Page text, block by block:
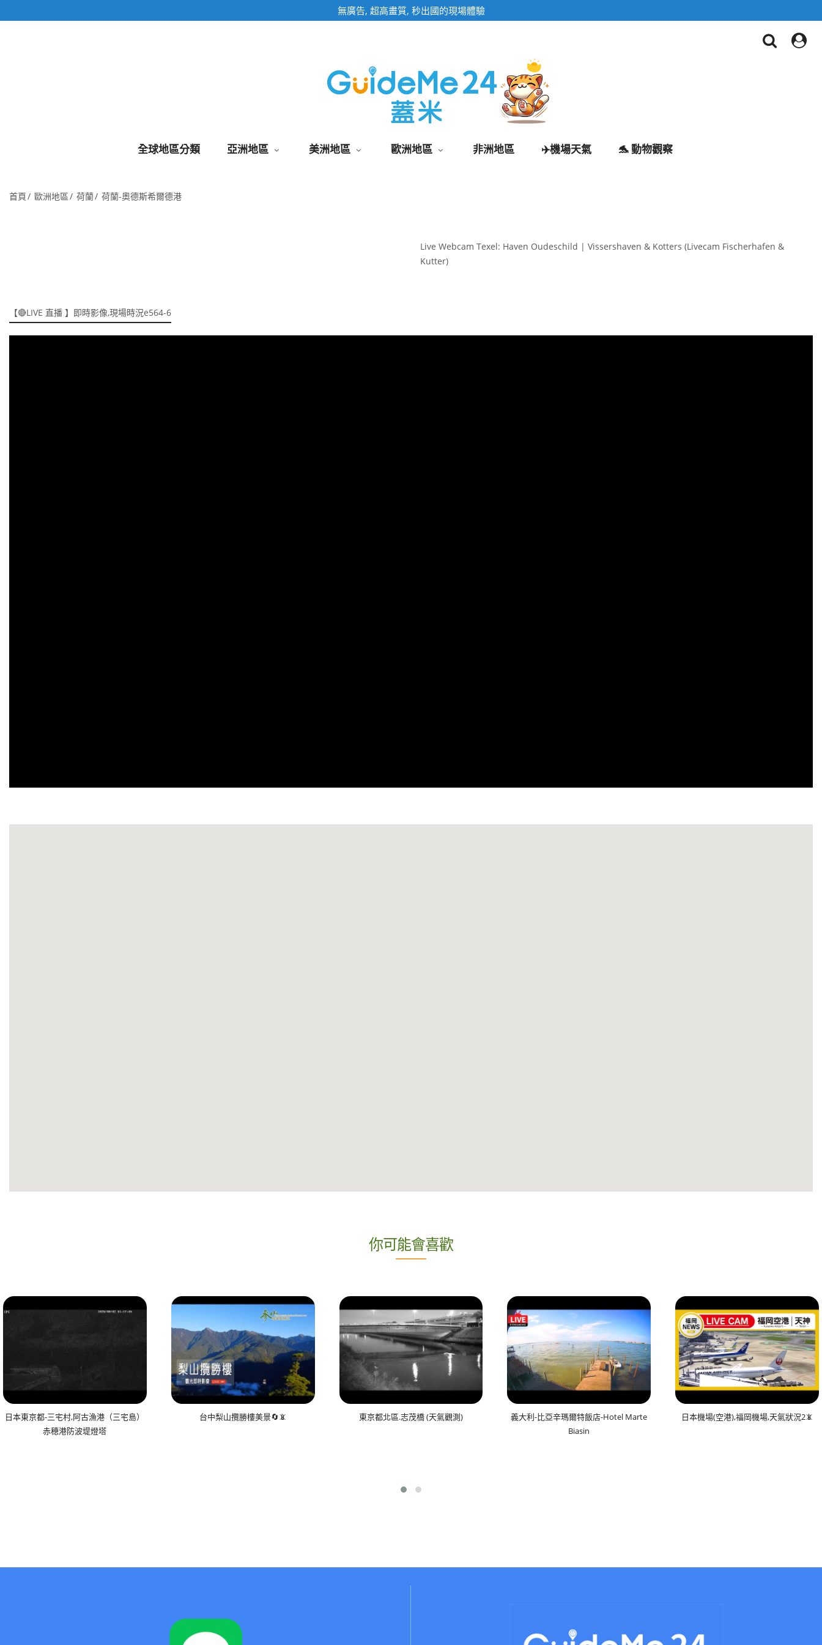
即時影像頁面為固定網址,加入桌面快速觀看
全球地區分類 亞洲地區 美洲地區 歐洲地區 非洲地區 ✈️機場天氣 🐬 動物觀察
首頁 歐洲地區 荷蘭 荷蘭-奧德斯希爾德港
Live Webcam Texel: Haven Oudeschild | Vissershaven & Kotters (Livecam Fischerhafen &
Kutter)
【🔴LIVE 直播 】即時影像,現場時況e564-6
你可能會喜歡
日本東京都-三宅村,阿古漁港（三宅島）
赤穂港防波堤燈塔
台中梨山攬勝樓美景🔄📵 東京都北區.志茂橋 (天氣觀測)
義大利-比亞辛瑪爾特飯店-Hotel Marte
Biasin
日本機場(空港),福岡機場,天氣狀況2📵